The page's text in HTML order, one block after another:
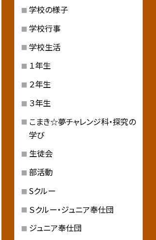
学校の様子
学校行事
学校生活
１年生
２年生
３年生
こまき☆夢チャレンジ科・探究の
学び
生徒会
部活動
Sクルー
Ｓクルー・ジュニア奉仕団
ジュニア奉仕団